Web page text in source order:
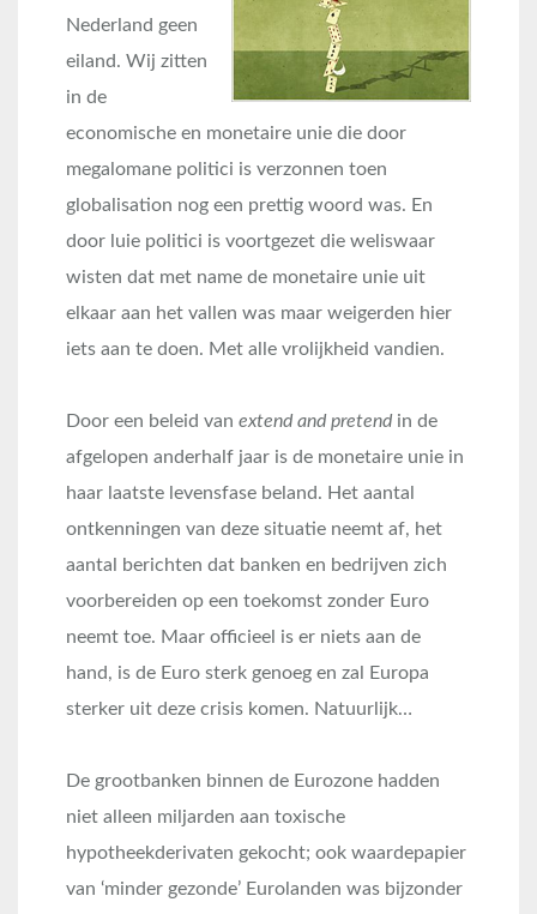
Nederland geen
eiland. Wij zitten
in de
economische en monetaire unie die door
megalomane politici is verzonnen toen
globalisation nog een prettig woord was. En
door luie politici is voortgezet die weliswaar
wisten dat met name de monetaire unie uit
elkaar aan het vallen was maar weigerden hier
iets aan te doen. Met alle vrolijkheid vandien.
Door een beleid van extend and pretendin de
afgelopen anderhalf jaar is de monetaire unie in
haar laatste levensfase beland. Het aantal
ontkenningen van deze situatie neemt af, het
aantal berichten dat banken en bedrijven zich
voorbereiden op een toekomst zonder Euro
neemt toe. Maar officieel is er niets aan de
hand, is de Euro sterk genoeg en zal Europa
sterker uit deze crisis komen. Natuurlijk…
De grootbanken binnen de Eurozone hadden
niet alleen miljarden aan toxische
hypotheekderivaten gekocht; ook waardepapier
van ‘minder gezonde’ Eurolanden was bijzonder